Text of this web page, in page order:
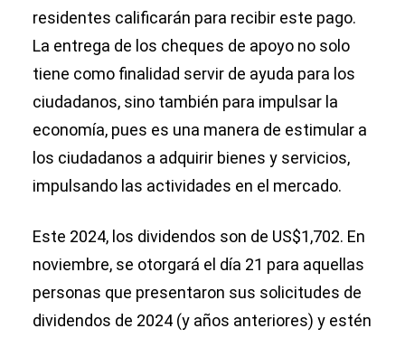
residentes calificarán para recibir este pago.
La entrega de los cheques de apoyo no solo
tiene como finalidad servir de ayuda para los
ciudadanos, sino también para impulsar la
economía, pues es una manera de estimular a
los ciudadanos a adquirir bienes y servicios,
impulsando las actividades en el mercado.
Este 2024, los dividendos son de US$1,702. En
noviembre, se otorgará el día 21 para aquellas
personas que presentaron sus solicitudes de
dividendos de 2024 (y años anteriores) y estén